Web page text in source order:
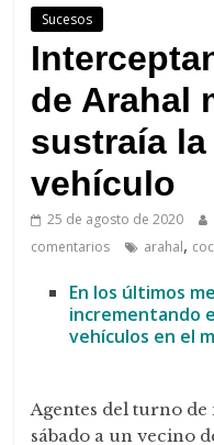
diario
digital
televisión
de
Arahal
Sucesos
de Arahal
sustraía
vehículo
25 de agosto de 2020
comentarios
arahal,
En los últimos
incrementando
vehículos en el
Agentes del turno
sábado a un vecino